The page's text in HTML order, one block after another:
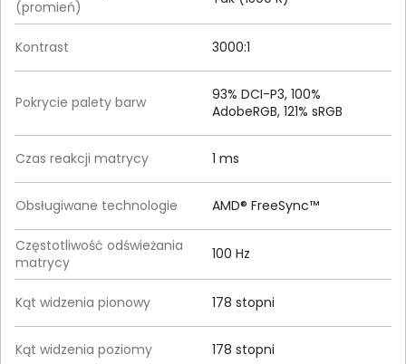
(promień)
Kontrast 3000:1
Pokrycie palety barw
93% DCI-P3, 100%
AdobeRGB, 121% sRGB
Czas reakcji matrycy 1 ms
Obsługiwane technologie AMD® FreeSync™
Częstotliwość odświeżania
matrycy
100 Hz
Kąt widzenia pionowy 178 stopni
Kąt widzenia poziomy 178 stopni